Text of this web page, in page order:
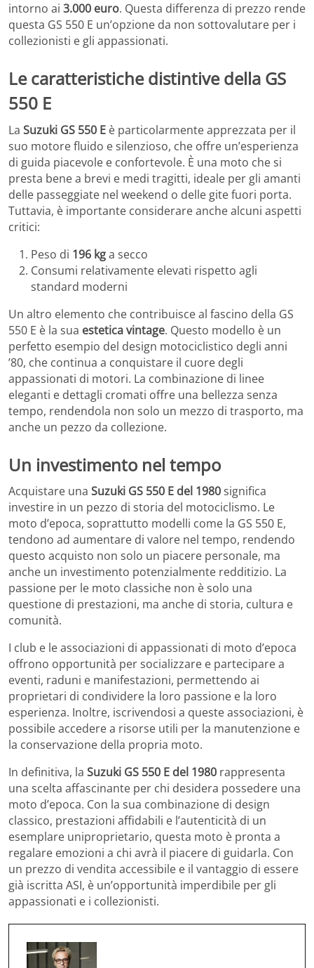
intorno ai 3.000 euro. Questa differenza di prezzo rende
questa GS 550 E un’opzione da non sottovalutare per i
collezionisti e gli appassionati.
Le caratteristiche distintive della GS
550 E
La Suzuki GS 550 E è particolarmente apprezzata per il
suo motore fluido e silenzioso, che offre un’esperienza
di guida piacevole e confortevole. È una moto che si
presta bene a brevi e medi tragitti, ideale per gli amanti
delle passeggiate nel weekend o delle gite fuori porta.
Tuttavia, è importante considerare anche alcuni aspetti
critici:
Peso di 196 kga secco
Consumi relativamente elevati rispetto agli
standard moderni
Un altro elemento che contribuisce al fascino della GS
550 E è la sua estetica vintage. Questo modello è un
perfetto esempio del design motociclistico degli anni
’80, che continua a conquistare il cuore degli
appassionati di motori. La combinazione di linee
eleganti e dettagli cromati offre una bellezza senza
tempo, rendendola non solo un mezzo di trasporto, ma
anche un pezzo da collezione.
Un investimento nel tempo
Acquistare una Suzuki GS 550 E del 1980significa
investire in un pezzo di storia del motociclismo. Le
moto d’epoca, soprattutto modelli come la GS 550 E,
tendono ad aumentare di valore nel tempo, rendendo
questo acquisto non solo un piacere personale, ma
anche un investimento potenzialmente redditizio. La
passione per le moto classiche non è solo una
questione di prestazioni, ma anche di storia, cultura e
comunità.
I club e le associazioni di appassionati di moto d’epoca
offrono opportunità per socializzare e partecipare a
eventi, raduni e manifestazioni, permettendo ai
proprietari di condividere la loro passione e la loro
esperienza. Inoltre, iscrivendosi a queste associazioni, è
possibile accedere a risorse utili per la manutenzione e
la conservazione della propria moto.
In definitiva, la Suzuki GS 550 E del 1980 rappresenta
una scelta affascinante per chi desidera possedere una
moto d’epoca. Con la sua combinazione di design
classico, prestazioni affidabili e l’autenticità di un
esemplare uniproprietario, questa moto è pronta a
regalare emozioni a chi avrà il piacere di guidarla. Con
un prezzo di vendita accessibile e il vantaggio di essere
già iscritta ASI, è un’opportunità imperdibile per gli
appassionati e i collezionisti.